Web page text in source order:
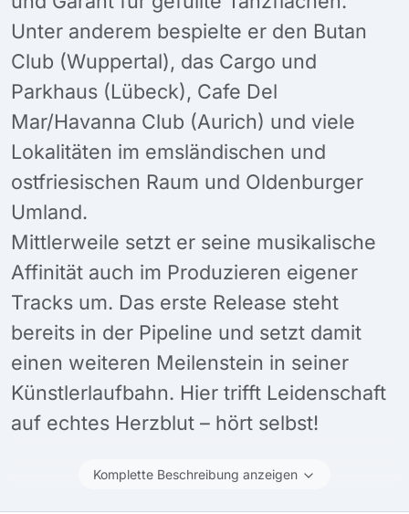
Unter anderem bespielte er den Butan
Club (Wuppertal), das Cargo und
Parkhaus (Lübeck), Cafe Del
Mar/Havanna Club (Aurich) und viele
Lokalitäten im emsländischen und
ostfriesischen Raum und Oldenburger
Umland.
Mittlerweile setzt er seine musikalische
Affinität auch im Produzieren eigener
Tracks um. Das erste Release steht
bereits in der Pipeline und setzt damit
einen weiteren Meilenstein in seiner
Künstlerlaufbahn. Hier trifft Leidenschaft
auf echtes Herzblut – hört selbst!
Komplette Beschreibung anzeigen